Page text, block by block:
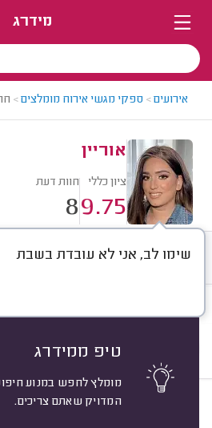
מידרג
אירועים> ספקי מגשי אירוח מומלצים>
אוריין
ציון כללי
9.75
חוות דעת
8
שימו לב, אני לא עובדת בשבת
טיפ ממידרג
מומלץ לחפש במנוע
המדויק שאתם צריכים.
חוות דעת ממוצע
איזה מגש אירוח
ליה רגב, חריש.